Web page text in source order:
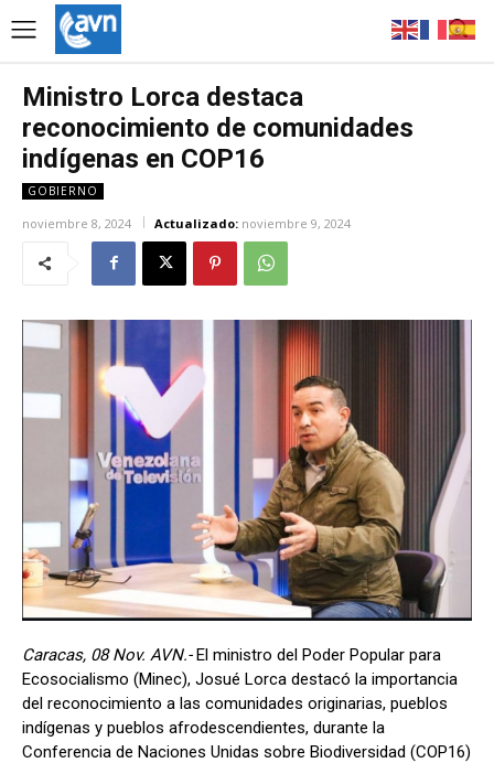
Ministro Lorca destaca
reconocimiento de comunidades
indígenas en COP16
GOBIERNO
noviembre 8, 2024 Actualizado: noviembre 9, 2024
Caracas, 08 Nov. AVN.-El ministro del Poder Popular para
Ecosocialismo (Minec), Josué Lorca destacó la importancia
del reconocimiento a las comunidades originarias, pueblos
indígenas y pueblos afrodescendientes, durante la
Conferencia de Naciones Unidas sobre Biodiversidad (COP16)